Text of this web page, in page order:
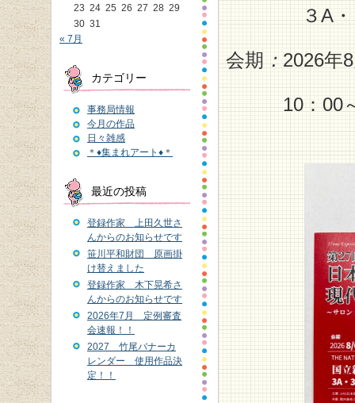
３A・３
会期 ： 2026年
10：00～
23 24 25 26 27 28 29
30 31
« 7月
カテゴリー
事務局情報
今月の作品
日々雑感
＊♦集まれアート♦＊
最近の投稿
登録作家 上田久世さ
んからのお知らせです
笹川平和財団 原画掛
け替えました
登録作家 木下晃希さ
んからのお知らせです
2026年7月 定例審査
会速報！！
2027 竹尾バナーカ
レンダー 使用作品決
定！！